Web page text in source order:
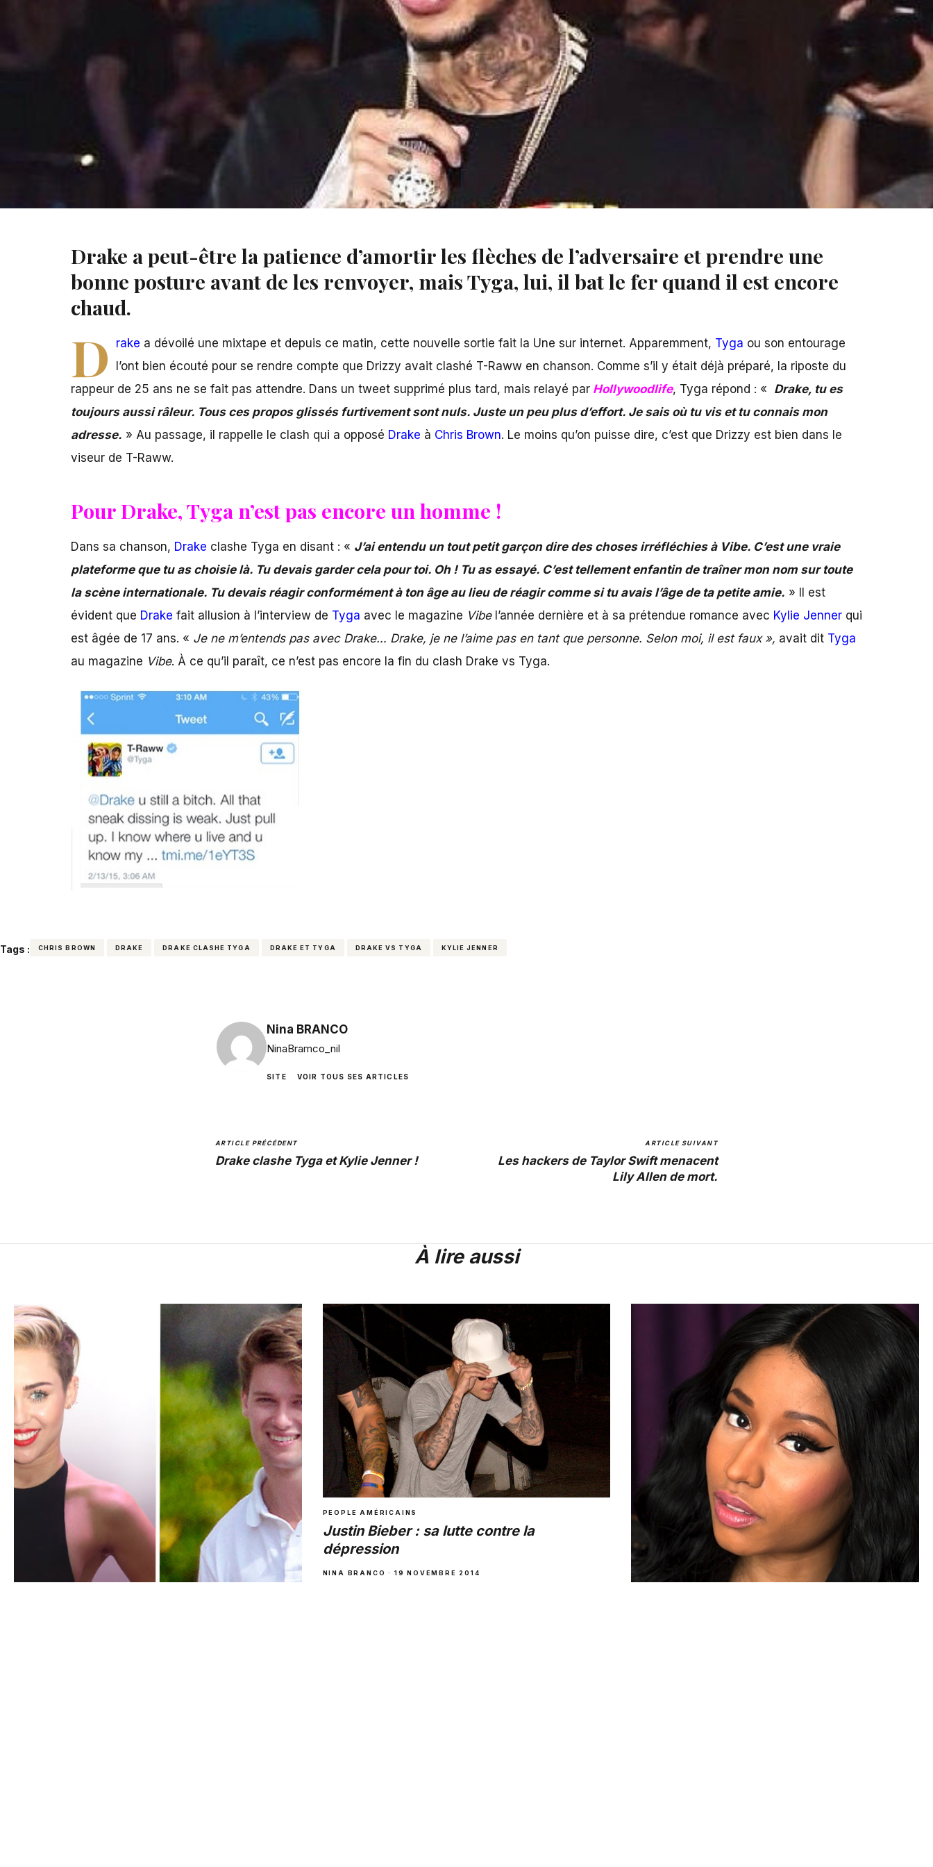
Drake a peut-être la patience d’amortir les flèches de l’adversaire et prendre une
bonne posture avant de les renvoyer, mais Tyga, lui, il bat le fer quand il est encore
chaud.
D rake a dévoilé une mixtape et depuis ce matin, cette nouvelle sortie fait la Une sur internet. Apparemment, Tyga ou son entourage
l’ont bien écouté pour se rendre compte que Drizzy avait clashé T-Raww en chanson. Comme s’il y était déjà préparé, la riposte du
rappeur de 25 ans ne se fait pas attendre. Dans un tweet supprimé plus tard, mais relayé par Hollywoodlife, Tyga répond : « Drake, tu es
toujours aussi râleur. Tous ces propos glissés furtivement sont nuls. Juste un peu plus d’effort. Je sais où tu vis et tu connais mon
adresse. » Au passage, il rappelle le clash qui a opposé Drake à Chris Brown. Le moins qu’on puisse dire, c’est que Drizzy est bien dans le
viseur de T-Raww.
Pour Drake, Tyga n’est pas encore un homme !
Dans sa chanson, Drake clashe Tyga en disant : « J’ai entendu un tout petit garçon dire des choses irréfléchies à Vibe. C’est une vraie
plateforme que tu as choisie là. Tu devais garder cela pour toi. Oh ! Tu as essayé. C’est tellement enfantin de traîner mon nom sur toute
la scène internationale. Tu devais réagir conformément à ton âge au lieu de réagir comme si tu avais l’âge de ta petite amie. » Il est
évident que Drake fait allusion à l’interview de Tyga avec le magazine Vibel’année dernière et à sa prétendue romance avec Kylie Jenner qui
est âgée de 17 ans. « Je ne m’entends pas avec Drake… Drake, je ne l’aime pas en tant que personne. Selon moi, il est faux », avait dit Tyga
au magazine Vibe. À ce qu’il paraît, ce n’est pas encore la fin du clash Drake vs Tyga.
Tags : CHRIS BROWN DRAKE DRAKE CLASHE TYGA DRAKE ET TYGA DRAKE VS TYGA KYLIE JENNER
Nina BRANCO
NinaBramco_nil
SITE VOIR TOUS SES ARTICLES
ARTICLE PRÉCÉDENT
Drake clashe Tyga et Kylie Jenner !
ARTICLE SUIVANT
Les hackers de Taylor Swift menacent
Lily Allen de mort.
À lire aussi
PEOPLE AMÉRICAINS
Justin Bieber : sa lutte contre la
dépression
NINA BRANCO · 19 NOVEMBRE 2014